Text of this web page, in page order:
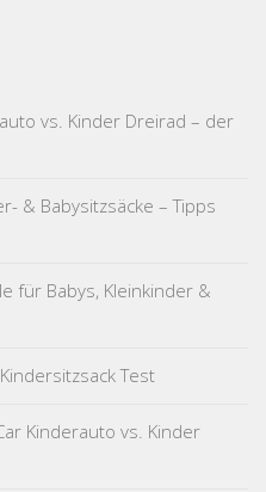
vs. Kinder Dreirad – der
& Babysitzsäcke – Tipps
für Babys, Kleinkinder &
Test
Kinderauto vs. Kinder